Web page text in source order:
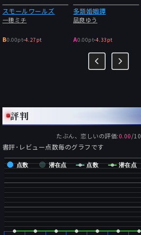
スモールワールズ
一穂ミチ
B0.00pt-4.27pt
多類婚姻譚
凪良ゆう
A0.00pt-4.33pt
評判
たぶん、恋しいの評価:0.00/10
書評･レビュー点数毎のグラフです
点数 潜在点 点数 潜在点